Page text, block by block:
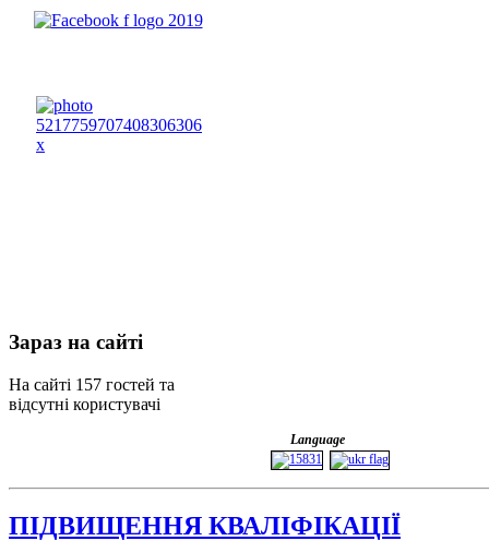
Зараз на сайті
На сайті 157 гостей та
відсутні користувачі
Language
ПІДВИЩЕННЯ КВАЛІФІКАЦІЇ